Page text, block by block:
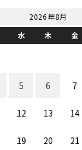
2026年8月
水 木 金
5 6 7
12 13 14
19 20 21